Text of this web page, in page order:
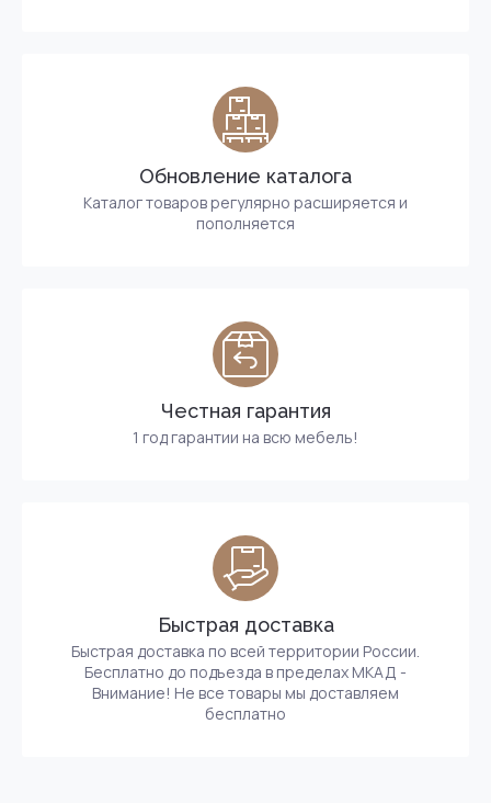
Обновление каталога
Каталог товаров регулярно расширяется и
пополняется
Честная гарантия
1 год гарантии на всю мебель!
Быстрая доставка
Быстрая доставка по всей территории России.
Бесплатно до подъезда в пределах МКАД -
Внимание! Не все товары мы доставляем
бесплатно